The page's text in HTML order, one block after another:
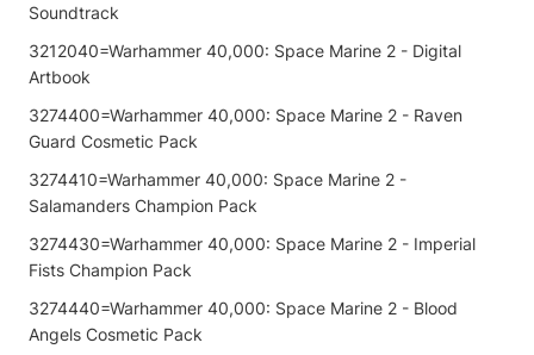
Soundtrack
3212040=Warhammer 40,000: Space Marine 2 - Digital
Artbook
3274400=Warhammer 40,000: Space Marine 2 - Raven
Guard Cosmetic Pack
3274410=Warhammer 40,000: Space Marine 2 -
Salamanders Champion Pack
3274430=Warhammer 40,000: Space Marine 2 - Imperial
Fists Champion Pack
3274440=Warhammer 40,000: Space Marine 2 - Blood
Angels Cosmetic Pack